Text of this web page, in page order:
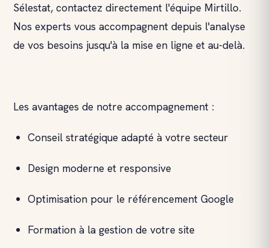
Sélestat, contactez directement l'équipe Mirtillo.
Nos experts vous accompagnent depuis l'analyse
de vos besoins jusqu'à la mise en ligne et au-delà.
Les avantages de notre accompagnement :
Conseil stratégique adapté à votre secteur
Design moderne et responsive
Optimisation pour le référencement Google
Formation à la gestion de votre site